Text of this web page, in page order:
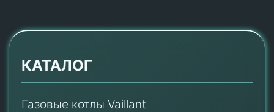
КАТАЛОГ
Газовые котлы Vaillant